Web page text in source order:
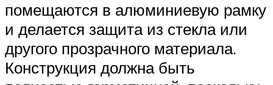
помещаются в алюминиевую рамку
и делается защита из стекла или
другого прозрачного материала.
Конструкция должна быть